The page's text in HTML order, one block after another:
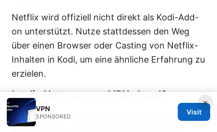
Netflix wird offiziell nicht direkt als Kodi-Add-
on unterstützt. Nutze stattdessen den Weg
über einen Browser oder Casting von Netflix-
Inhalten in Kodi, um eine ähnliche Erfahrung zu
erzielen.
Ist die Nutzung von VPNs legal?
In den meisten Ländern ja, solange du keine
Rechtsverletzungen begünstigst. Beachte
×
VPN
SPONSORED
Visit